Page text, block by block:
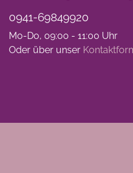
0941-69849920
Mo-Do, 09:00 - 11:00 Uhr
Oder über unser